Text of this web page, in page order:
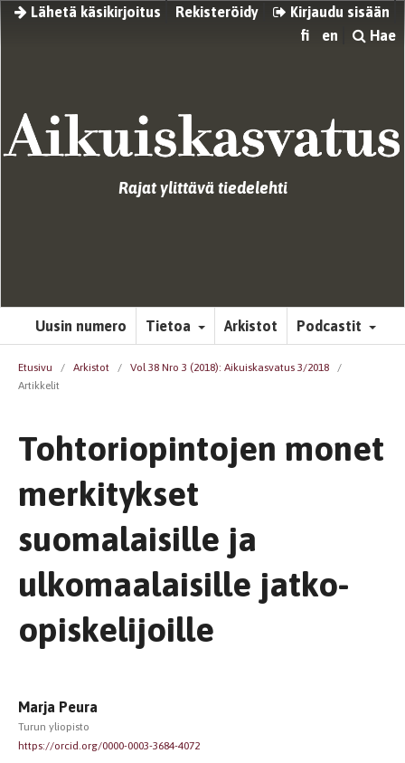
Lähetä käsikirjoitus Rekisteröidy
Kirjaudu sisään
fi
en Hae
Rajat ylittävä tiedelehti
Uusin numero Tietoa Arkistot Podcastit
Etusivu / Arkistot / Vol 38 Nro 3 (2018): Aikuiskasvatus 3/2018
/
Artikkelit
Tohtoriopintojen monet
merkitykset
suomalaisille ja
ulkomaalaisille jatko-
opiskelijoille
Marja Peura
Turun yliopisto
https://orcid.org/0000-0003-3684-4072